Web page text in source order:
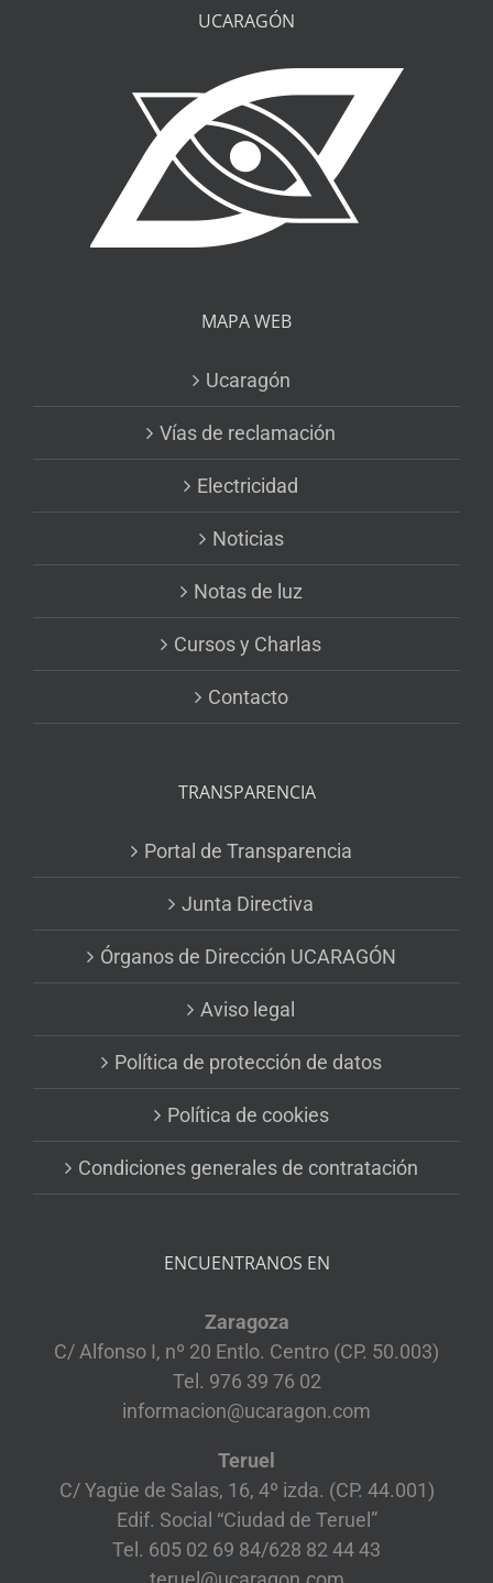
UCARAGÓN
MAPA WEB
Ucaragón
Vías de reclamación
Electricidad
Noticias
Notas de luz
Cursos y Charlas
Contacto
TRANSPARENCIA
Portal de Transparencia
Junta Directiva
Órganos de Dirección UCARAGÓN
Aviso legal
Política de protección de datos
Política de cookies
Condiciones generales de contratación
ENCUENTRANOS EN
Zaragoza
C/ Alfonso I, nº 20 Entlo. Centro (CP. 50.003)
Tel. 976 39 76 02
informacion@ucaragon.com
Teruel
C/ Yagüe de Salas, 16, 4º izda. (CP. 44.001)
Edif. Social “Ciudad de Teruel”
Tel. 605 02 69 84/628 82 44 43